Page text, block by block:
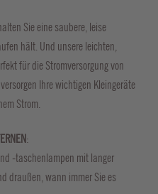
Sie eine saubere, leise
hält. Und unsere leichten,
für die Stromversorgung von
Ihre wichtigen Kleingeräte
Strom.
:
-taschenlampen mit langer
draußen, wann immer Sie es